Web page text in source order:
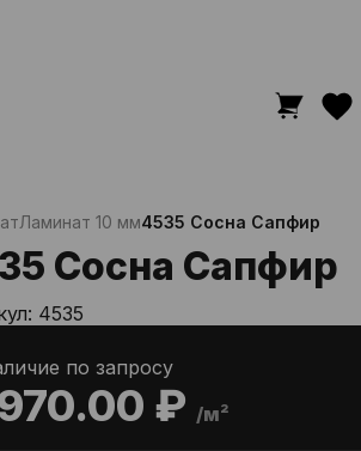
Ламинат 10 мм4535 Сосна Сапфир
Сосна Сапфир
4535
₽ /м²
по запросу